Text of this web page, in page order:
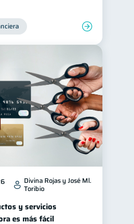
Divina Rojas y José Ml.
Toribio
y servicios
es más fácil